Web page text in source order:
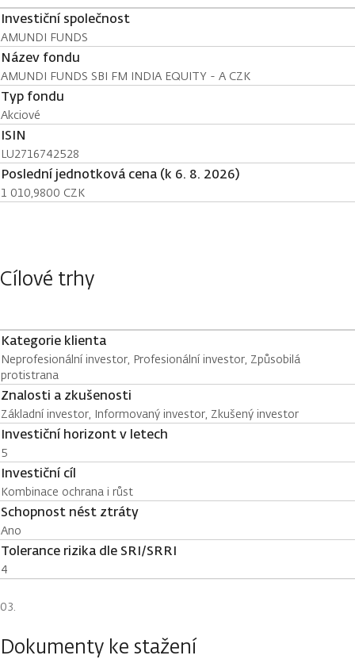
Investiční společnost
AMUNDI FUNDS
Název fondu
AMUNDI FUNDS SBI FM INDIA EQUITY - A CZK
Typ fondu
Akciové
ISIN
LU2716742528
Poslední jednotková cena (k 6. 8. 2026)
1 010,9800 CZK
Cílové trhy
Kategorie klienta
Neprofesionální investor, Profesionální investor, Způsobilá
protistrana
Znalosti a zkušenosti
Základní investor, Informovaný investor, Zkušený investor
Investiční horizont v letech
5
Investiční cíl
Kombinace ochrana i růst
Schopnost nést ztráty
Ano
Tolerance rizika dle SRI/SRRI
4
Dokumenty ke stažení